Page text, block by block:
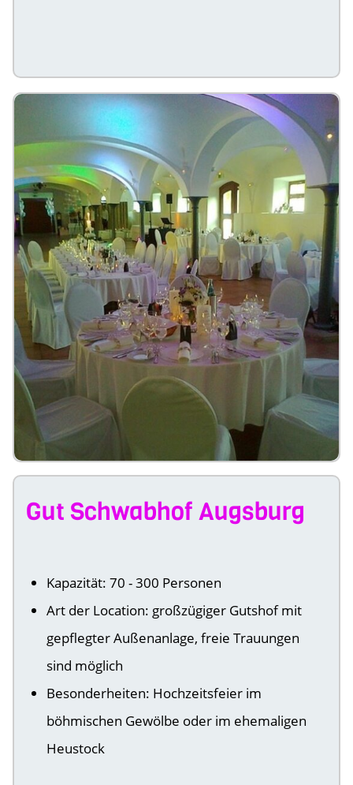
Gut Schwabhof Augsburg
Kapazität: 70 - 300 Personen
Art der Location: großzügiger Gutshof mit
gepflegter Außenanlage, freie Trauungen
sind möglich
Besonderheiten: Hochzeitsfeier im
böhmischen Gewölbe oder im ehemaligen
Heustock